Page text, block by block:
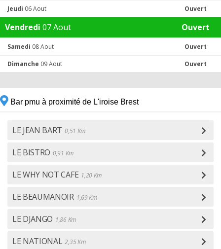
Jeudi 06 Aout Ouvert
Vendredi 07 Aout Ouvert
Samedi 08 Aout Ouvert
Dimanche 09 Aout Ouvert
Bar pmu à proximité de L'iroise Brest
LE JEAN BART 0,51 Km
LE BISTRO 0,91 Km
LE WHY NOT CAFE 1,20 Km
LE BEAUMANOIR 1,69 Km
LE DJANGO 1,86 Km
LE NATIONAL 2,35 Km